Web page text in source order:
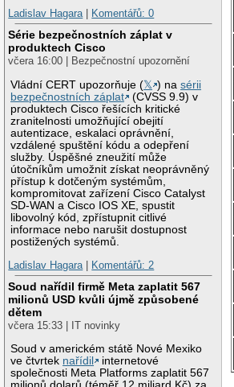
Ladislav Hagara| Komentářů: 0
Série bezpečnostních záplat v
produktech Cisco
včera 16:00 | Bezpečnostní upozornění
Vládní CERT upozorňuje (𝕏 ) nasérii
bezpečnostních záplat
(CVSS 9.9) v
produktech Cisco řešících kritické
zranitelnosti umožňující obejití
autentizace, eskalaci oprávnění,
vzdálené spuštění kódu a odepření
služby. Úspěšné zneužití může
útočníkům umožnit získat neoprávněný
přístup k dotčeným systémům,
kompromitovat zařízení Cisco Catalyst
SD-WAN a Cisco IOS XE, spustit
libovolný kód, zpřístupnit citlivé
informace nebo narušit dostupnost
postižených systémů.
Ladislav Hagara| Komentářů: 2
Soud nařídil firmě Meta zaplatit 567
milionů USD kvůli újmě způsobené
dětem
včera 15:33 | IT novinky
Soud v americkém státě Nové Mexiko
ve čtvrtek nařídil
internetové
společnosti Meta Platforms zaplatit 567